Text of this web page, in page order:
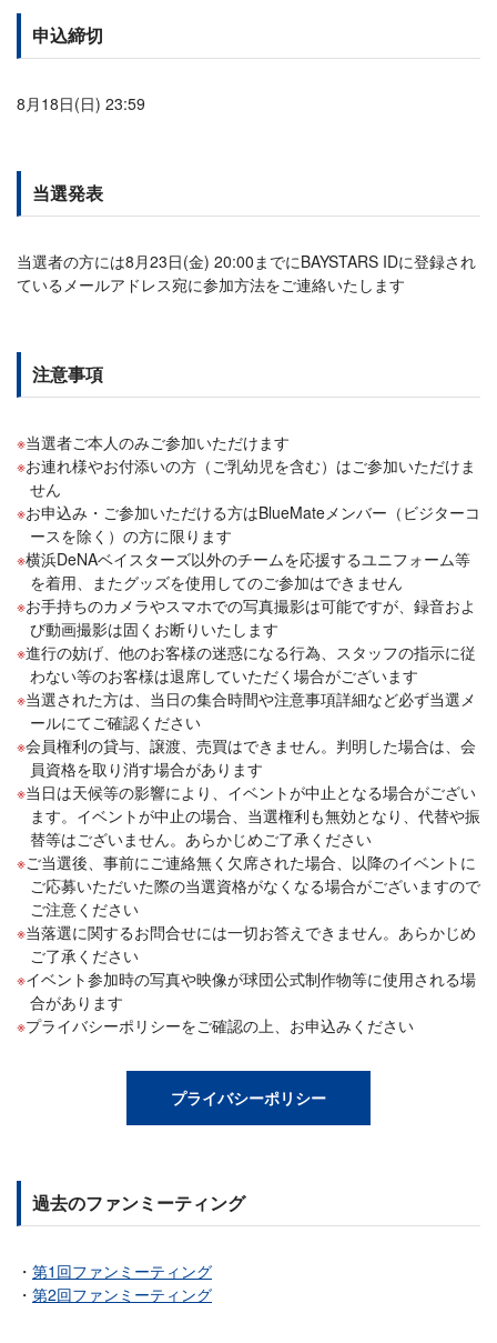
申込締切
8月18日(日) 23:59
当選発表
当選者の方には8月23日(金) 20:00までにBAYSTARS IDに登録され
ているメールアドレス宛に参加方法をご連絡いたします
注意事項
当選者ご本人のみご参加いただけます
お連れ様やお付添いの方（ご乳幼児を含む）はご参加いただけま
せん
お申込み・ご参加いただける方はBlueMateメンバー（ビジターコ
ースを除く）の方に限ります
横浜DeNAベイスターズ以外のチームを応援するユニフォーム等
を着用、またグッズを使用してのご参加はできません
お手持ちのカメラやスマホでの写真撮影は可能ですが、録音およ
び動画撮影は固くお断りいたします
進行の妨げ、他のお客様の迷惑になる行為、スタッフの指示に従
わない等のお客様は退席していただく場合がございます
当選された方は、当日の集合時間や注意事項詳細など必ず当選メ
ールにてご確認ください
会員権利の貸与、譲渡、売買はできません。判明した場合は、会
員資格を取り消す場合があります
当日は天候等の影響により、イベントが中止となる場合がござい
ます。イベントが中止の場合、当選権利も無効となり、代替や振
替等はございません。あらかじめご了承ください
ご当選後、事前にご連絡無く欠席された場合、以降のイベントに
ご応募いただいた際の当選資格がなくなる場合がございますので
ご注意ください
当落選に関するお問合せには一切お答えできません。あらかじめ
ご了承ください
イベント参加時の写真や映像が球団公式制作物等に使用される場
合があります
プライバシーポリシーをご確認の上、お申込みください
プライバシーポリシー
過去のファンミーティング
第1回ファンミーティング
第2回ファンミーティング